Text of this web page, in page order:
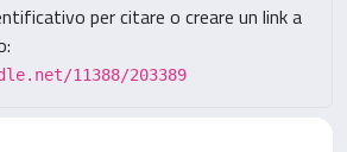
per citare o creare un link a
11388/203389